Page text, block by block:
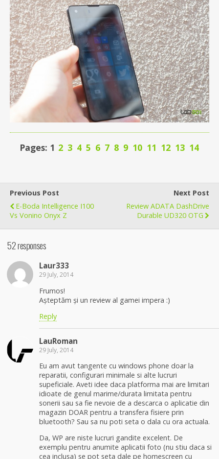
Pages: 1 2 3 4 5 6 7 8 9 10 11 12 13 14
Previous Post
E-Boda Intelligence I100
Vs Vonino Onyx Z
Next Post
Review ADATA DashDrive
Durable UD320 OTG
52 responses
Laur333
29 July, 2014
Frumos!
Așteptăm și un review al gamei impera :)
Reply
LauRoman
29 July, 2014
Eu am avut tangente cu windows phone doar la
reparatii, configurari minimale si alte lucruri
supeficiale. Aveti idee daca platforma mai are limitari
idioate de genul marime/durata limitata pentru
sonerii sau sa fie nevoie de a descarca o aplicatie din
magazin DOAR pentru a transfera fisiere prin
bluetooth? Sau sa nu poti seta o dala cu ora actuala.
Da, WP are niste lucruri gandite excelent. De
exemplu pentru anumite aplicatii foto (nu stiu daca si
cea inclusa) se pot seta dale pe homescreen cu